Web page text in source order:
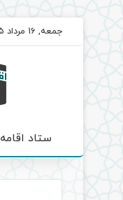
جمعه, 16 مرداد 1405
ستاد اقامه